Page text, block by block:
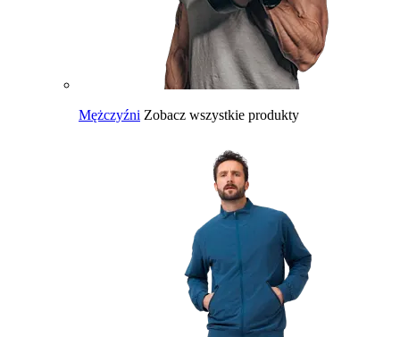
Mężczyźni Zobacz wszystkie produkty